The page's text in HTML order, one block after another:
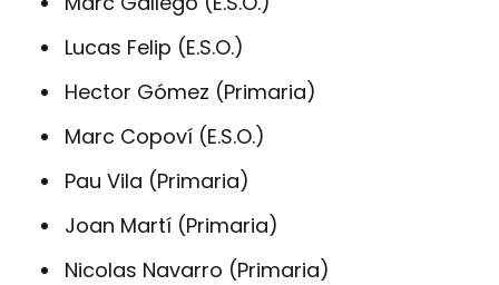
Lucas Felip (E.S.O.)
Hector Gómez (Primaria)
Marc Copoví (E.S.O.)
Pau Vila (Primaria)
Joan Martí (Primaria)
Nicolas Navarro (Primaria)